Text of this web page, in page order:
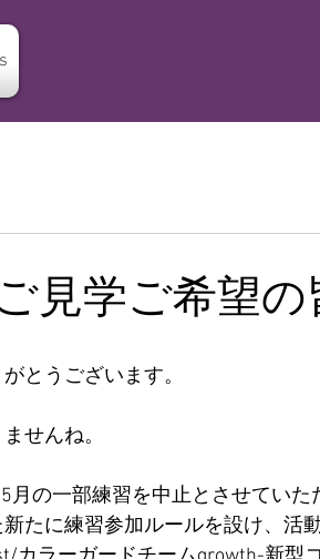
見学ご希望の
とうございます。
せんね。
月の一部練習を中止とさせてい
たに練習参加ルールを設け、活